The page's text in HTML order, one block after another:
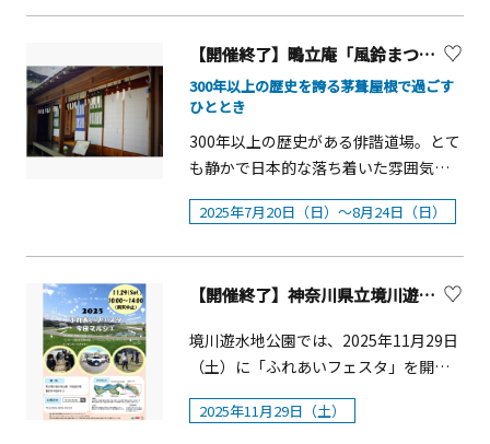
～23：00■入場料：無料※一部コンテ
ンツは有料■協力フランクフルト市一
般社団法人日本大通りエリアマネジメ
ント協議会日本大通り商店会株式会社
横浜赤レンガ横浜高速鉄道株式会社■
後援横浜市都市整備局ドイツ観光局
■主催：川崎・沖縄オリオン祭実行委
員会（株式会社よみうりランド／一般
財団法人川崎沖縄県人会／株式会社ス
ティールストリート）■共催：神奈川
県川崎競馬組合 【グルメ】（対象日：9
月13日・14日・15日）タコライスや八
重山そばなどの沖縄ご当地グルメや、
オリオンビールをはじめとする沖縄な
らではのドリンクを販売します。【物
を使った小物雑貨やアクセサリーを販
売します。ワークショップ(有料)では沖
縄伝統工芸の琉球カレットを使ったア
クセサリーづくりなどを体験できま
す。【ステージショー】 （対象日：9
場所：飯山白山森林公園 桜の広場※雨
天の場合は、催し物が中止もしくはス
ケジュールが変更になる場合がありま
す。■主催：厚木市、（一社）厚木市
観光協会、飯山観光協会 【桜のライト
日）・3月29日（日曜日）18：30～
門通り、庫裡橋 【飯山白山森林公園に
ついて】飯山白山森林公園は、厚木市
っています。飯山観音駐車場から20分
ほどでたどり着く白山山頂の展望台か
らの眺めは素晴らしく、遠く横浜・新
宿方面まで見渡すことができます。天
が町内を練り歩きます。当日は城願寺
にて、土肥実平の功績を称え偲ぶ土肥
祭も行われます。 源頼朝旗挙げ武者行
列 概要■開催日：2026年4月5日
（日）■場所:五所神社〜桜木公園※雨
9：30 焼亡の舞、出陣の儀（五所神
演奏、焼亡の舞、武者の名乗り、出陣
■開催日：2026年4月5日（日曜日）■
時間：13：40■場所：城願寺■内容：
式典、源頼朝・土肥実平主従法要、焼
亡の舞、墓参など
【開催終了】鴫立庵「風鈴まつり」
300年以上の歴史を誇る茅葺屋根で過ごす
ひととき
300年以上の歴史がある俳諧道場。とて
も静かで日本的な落ち着いた雰囲気の
場所で、俳句の修行をする場所として、
古くから親しまれています。庭内に投
田原風鈴と西行祭入選作品の展示をし
の音色で穏やかな時間をお過ごしくだ
さい。■開催期間：2025年7月20日
（日）～8月24日（日）■開庵時間：9
:00～16 :00風鈴まつり期間中のイベン
2025年7月20日（日）～8月24日（日）
【開催終了】神奈川県立境川遊水地公園「ふれあいフェスタ・今田マルシェ」【横浜市】
境川遊水地公園では、2025年11月29日
（土）に「ふれあいフェスタ」を開催
します！ 今年は「今田マルシェ」も同
日開催です！ 当日はパトカー・消防車
2025年11月29日（土）